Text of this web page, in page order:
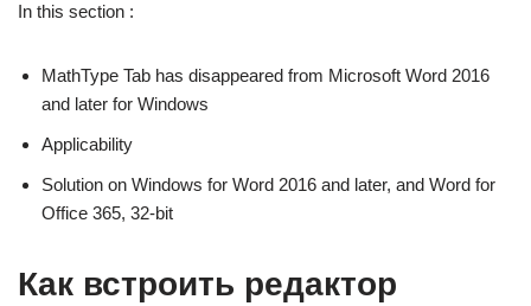
In this section :
MathType Tab has disappeared from Microsoft Word 2016
and later for Windows
Applicability
Solution on Windows for Word 2016 and later, and Word for
Office 365, 32-bit
Как встроить редактор